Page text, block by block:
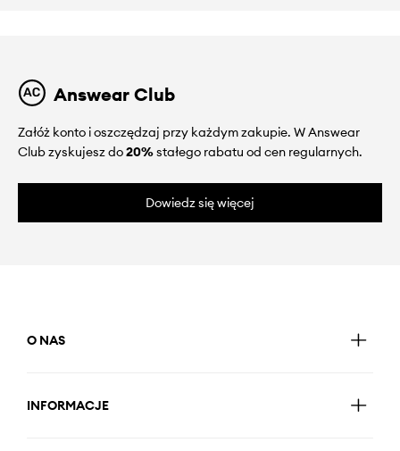
Answear Club
Załóż konto i oszczędzaj przy każdym zakupie. W Answear
Club zyskujesz do20%stałego rabatu od cen regularnych.
Dowiedz się więcej
O NAS
INFORMACJE